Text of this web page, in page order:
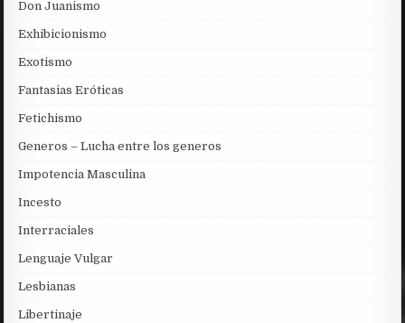
Don Juanismo
Exhibicionismo
Exotismo
Fantasias Eróticas
Fetichismo
Generos – Lucha entre los generos
Impotencia Masculina
Incesto
Interraciales
Lenguaje Vulgar
Lesbianas
Libertinaje